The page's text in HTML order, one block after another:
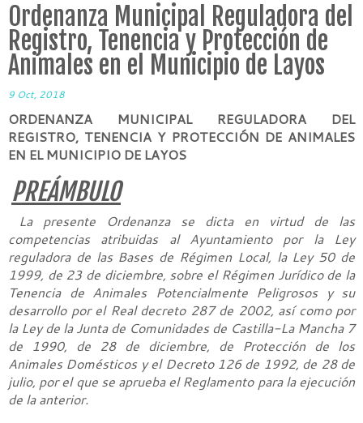
Ordenanza Municipal Reguladora del
Registro, Tenencia y Protección de
Animales en el Municipio de Layos
9 Oct, 2018
ORDENANZA MUNICIPAL REGULADORA DEL
REGISTRO, TENENCIA Y PROTECCIÓN DE ANIMALES
EN EL MUNICIPIO DE LAYOS
PREÁMBULO
La presente Ordenanza se dicta en virtud de las
competencias atribuidas al Ayuntamiento por la Ley
reguladora de las Bases de Régimen Local, la Ley 50 de
1999, de 23 de diciembre, sobre el Régimen Jurídico de la
Tenencia de Animales Potencialmente Peligrosos y su
desarrollo por el Real decreto 287 de 2002, así como por
la Ley de la Junta de Comunidades de Castilla-La Mancha 7
de 1990, de 28 de diciembre, de Protección de los
Animales Domésticos y el Decreto 126 de 1992, de 28 de
julio, por el que se aprueba el Reglamento para la ejecución
de la anterior.